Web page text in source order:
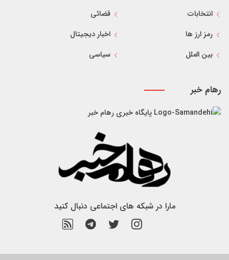
انتخابات
قضائی
رمز ارز ها
اخبار دیجیتال
بین الملل
سیاسی
رهام خبر
پایگاه خبری رهام خبر
مارا در شبکه های اجتماعی دنبال کنید